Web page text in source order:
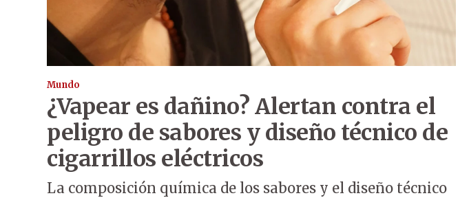
Mundo
¿Vapear es dañino? Alertan contra el
peligro de sabores y diseño técnico de
cigarrillos eléctricos
La composición química de los sabores y el diseño técnico